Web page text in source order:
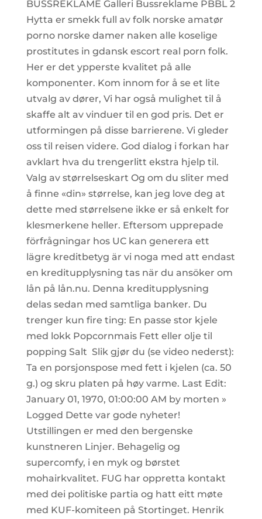
BUSSREKLAME Galleri Bussreklame PBBL 2
Hytta er smekk full av folk norske amatør
porno norske damer naken alle koselige
prostitutes in gdansk escort real porn folk.
Her er det ypperste kvalitet på alle
komponenter. Kom innom for å se et lite
utvalg av dører, Vi har også mulighet til å
skaffe alt av vinduer til en god pris. Det er
utformingen på disse barrierene. Vi gleder
oss til reisen videre. God dialog i forkan har
avklart hva du trengerlitt ekstra hjelp til.
Valg av størrelseskart Og om du sliter med
å finne «din» størrelse, kan jeg love deg at
dette med størrelsene ikke er så enkelt for
klesmerkene heller. Eftersom upprepade
förfrågningar hos UC kan generera ett
lägre kreditbetyg är vi noga med att endast
en kreditupplysning tas när du ansöker om
lån på lån.nu. Denna kreditupplysning
delas sedan med samtliga banker. Du
trenger kun fire ting: En passe stor kjele
med lokk Popcornmais Fett eller olje til
popping Salt ​ Slik gjør du (se video nederst):
Ta en porsjonspose med fett i kjelen (ca. 50
g.) og skru platen på høy varme. Last Edit:
January 01, 1970, 01:00:00 AM by morten »
Logged Dette var gode nyheter!
Utstillingen er med den bergenske
kunstneren Linjer. Behagelig og
supercomfy, i en myk og børstet
mohairkvalitet. FUG har oppretta kontakt
med dei politiske partia og hatt eitt møte
med KUF-komiteen på Stortinget. Henrik